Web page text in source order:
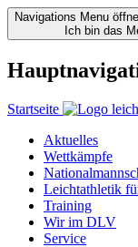
Navigations Menu
Ich bin das
Startseite
Aktuelles
Wettkämpfe
Leichtathletik
Training
Wir im DLV
Service